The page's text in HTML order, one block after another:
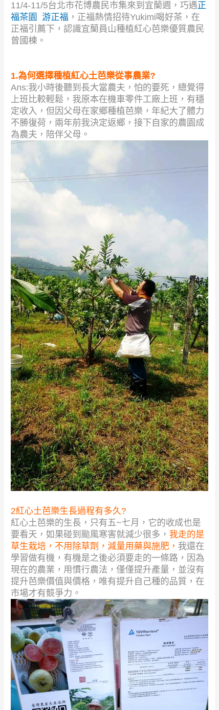
11/4-11/5台北市花博農民市集來到宜蘭週，巧遇正
福茶園
游正福 ，正福熱情招待Yukimi喝好茶，在
正福引薦下，認識宜蘭員山種植紅心芭樂優質農民
曾國棟。
1.為何選擇種植紅心土芭樂從事農業?
Ans:我小時後聽到長大當農夫，怕的要死，總覺得
上班比較輕鬆，我原本在機車零件工廠上班，有穩
定收入，但因父母在家鄉種植芭樂，年紀大了體力
不勝復荷，兩年前我決定返鄉，接下自家的農園成
為農夫，陪伴父母。
2紅心土芭樂生長過程有多久?
紅心土芭樂的生長，只有五~七月，它的收成也是
要看天，如果碰到颱風寒害就減少很多， 我走的是
草生栽培，不用除草劑，減量用藥與施肥， 我還在
學習做有機，有機是之後必須要走的一條路，因為
現在的農業，用慣行農法，僅僅提升產量，並沒有
提升芭樂價值與價格，唯有提升自己種的品質，在
市場才有競爭力。